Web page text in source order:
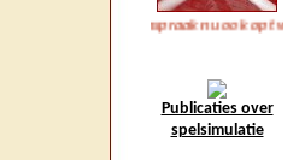
*** *** Samenspraak nu ook op
Publicaties over
spelsimulatie